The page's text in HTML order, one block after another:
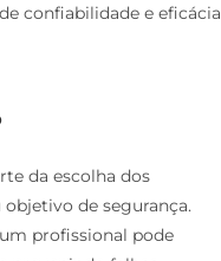
confiabilidade e
da escolha dos
de segurança.
profissional pode